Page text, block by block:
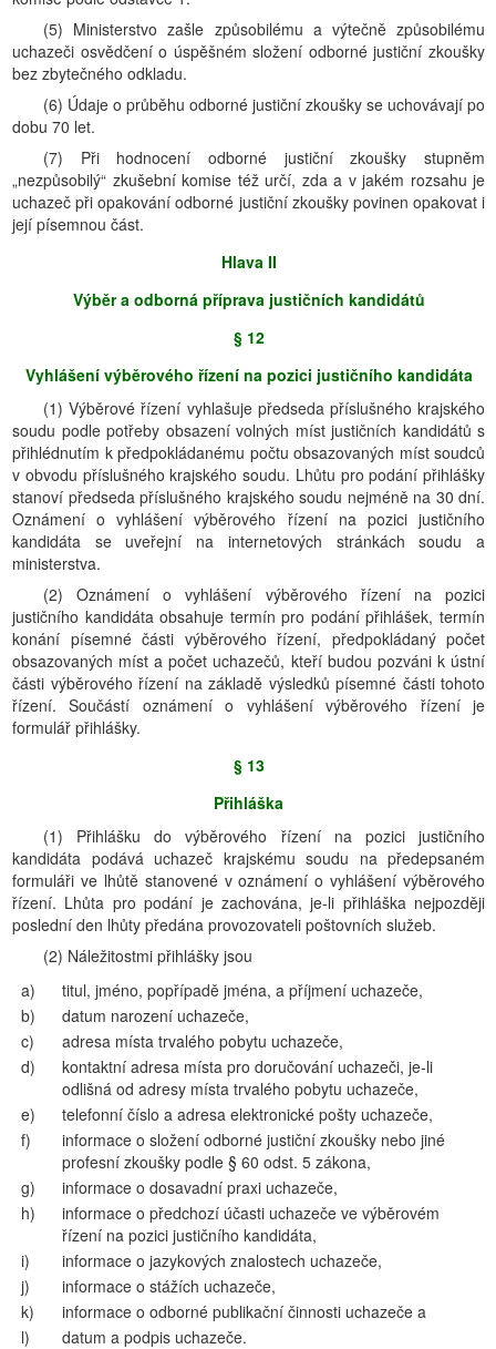
(5) Ministerstvo zašle způsobilému a výtečně způsobilému
uchazeči osvědčení o úspěšném složení odborné justiční zkoušky
bez zbytečného odkladu.
(6) Údaje o průběhu odborné justiční zkoušky se uchovávají po
dobu 70 let.
(7) Při hodnocení odborné justiční zkoušky stupněm
„nezpůsobilý“ zkušební komise též určí, zda a v jakém rozsahu je
uchazeč při opakování odborné justiční zkoušky povinen opakovat i
její písemnou část.
Hlava II
Výběr a odborná příprava justičních kandidátů
§ 12
Vyhlášení výběrového řízení na pozici justičního kandidáta
(1) Výběrové řízení vyhlašuje předseda příslušného krajského
soudu podle potřeby obsazení volných míst justičních kandidátů s
přihlédnutím k předpokládanému počtu obsazovaných míst soudců
v obvodu příslušného krajského soudu. Lhůtu pro podání přihlášky
stanoví předseda příslušného krajského soudu nejméně na 30 dní.
Oznámení o vyhlášení výběrového řízení na pozici justičního
kandidáta se uveřejní na internetových stránkách soudu a
ministerstva.
(2) Oznámení o vyhlášení výběrového řízení na pozici
justičního kandidáta obsahuje termín pro podání přihlášek, termín
konání písemné části výběrového řízení, předpokládaný počet
obsazovaných míst a počet uchazečů, kteří budou pozváni k ústní
části výběrového řízení na základě výsledků písemné části tohoto
řízení. Součástí oznámení o vyhlášení výběrového řízení je
formulář přihlášky.
§ 13
Přihláška
(1) Přihlášku do výběrového řízení na pozici justičního
kandidáta podává uchazeč krajskému soudu na předepsaném
formuláři ve lhůtě stanovené v oznámení o vyhlášení výběrového
řízení. Lhůta pro podání je zachována, je-li přihláška nejpozději
poslední den lhůty předána provozovateli poštovních služeb.
(2) Náležitostmi přihlášky jsou
a)
titul, jméno, popřípadě jména, a příjmení uchazeče,
b)
datum narození uchazeče,
c)
adresa místa trvalého pobytu uchazeče,
d)
kontaktní adresa místa pro doručování uchazeči, je-li
odlišná od adresy místa trvalého pobytu uchazeče,
e)
telefonní číslo a adresa elektronické pošty uchazeče,
f)
informace o složení odborné justiční zkoušky nebo jiné
profesní zkoušky podle § 60 odst. 5 zákona,
g)
informace o dosavadní praxi uchazeče,
h)
informace o předchozí účasti uchazeče ve výběrovém
řízení na pozici justičního kandidáta,
i)
informace o jazykových znalostech uchazeče,
j)
informace o stážích uchazeče,
k)
informace o odborné publikační činnosti uchazeče a
l)
datum a podpis uchazeče.